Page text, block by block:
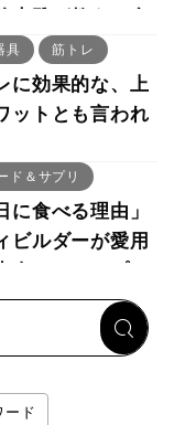
木雅が教える食
吸の整え方
具 筋トレ
に効果的な、上
ットとも言われ
ノーチラス・
シン”とは？
ド＆サプリ
に食べる理由」
ビルダーが愛用
肉」のシンプル
？
ード